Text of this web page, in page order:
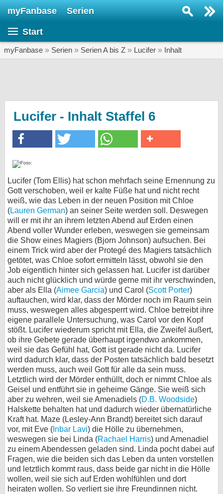
myFanbase Serien
Start
myFanbase » Serien » Serien A bis Z » Lucifer » Inhalt
Lucifer - Inhalt Staffel 6
Lucifer (Tom Ellis) hat schon mehrfach seine Ernennung zu
Gott verschoben, weil er kalte Füße hat und nicht recht
weiß, wie das Leben in der neuen Position mit Chloe
(Lauren German) an seiner Seite werden soll. Deswegen
will er mit ihr an ihrem letzten Abend auf Erden einen
Abend voller Wunder erleben, weswegen sie gemeinsam
die Show eines Magiers (Bjorn Johnson) aufsuchen. Bei
einem Trick wird aber der Protegé des Magiers tatsächlich
getötet, was Chloe sofort ermitteln lässt, obwohl sie den
Job eigentlich hinter sich gelassen hat. Lucifer ist darüber
auch nicht glücklich und würde gerne mit ihr verschwinden,
aber als Ella (Aimee Garcia) und Carol (Scott Porter)
auftauchen, wird klar, dass der Mörder noch im Raum sein
muss, weswegen alles abgesperrt wird. Chloe betreibt ihre
eigene parallele Untersuchung, was Carol vor den Kopf
stößt. Lucifer wiederum spricht mit Ella, die Zweifel äußert,
ob ihre Gebete gerade überhaupt irgendwo ankommen,
weil sie das Gefühl hat, Gott ist gerade nicht da. Lucifer
wird dadurch klar, dass der Posten tatsächlich bald besetzt
werden muss, auch weil Gott für alle da sein muss.
Letztlich wird der Mörder enthüllt, doch er nimmt Chloe als
Geisel und entführt sie in geheime Gänge. Sie weiß sich
aber zu wehren, weil sie Amenadiels (D.B. Woodside)
Halskette behalten hat und dadurch wieder übernatürliche
Kraft hat. Maze (Lesley-Ann Brandt) bereitet sich darauf
vor, mit Eve ( Inbar Lavi) die Hölle zu übernehmen,
weswegen sie bei Linda (Rachael Harris) und Amenadiel
zu einem Abendessen geladen sind. Linda pocht dabei auf
Fragen, wie die beiden sich das Leben da unten vorstellen
und letztlich kommt raus, dass beide gar nicht in die Hölle
wollen, weil sie sich auf Erden wohlfühlen und dort
heiraten wollen. So verliert sie ihre Freundinnen nicht.
SERIEN
Veranstaltungen
KULTUR
SERVICE
Gewinnspiele
Forum
bei X
bei Facebook
Kontakt
Nutzungsbedingungen
Datenschutz
Cookie-Einstellungen
Impressum
Desktop-Ansicht
myFanbase